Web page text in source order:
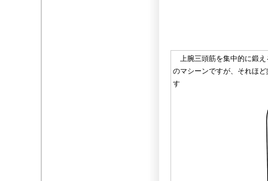
上腕三頭筋を集中的に鍛え
のマシーンですが、それほ
す